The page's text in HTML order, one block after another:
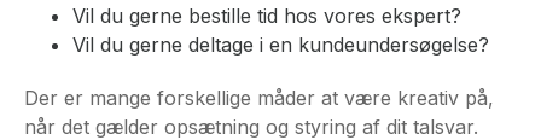
Vil du gerne bestille tid hos vores ekspert?
Vil du gerne deltage i en kundeundersøgelse?
Der er mange forskellige måder at være kreativ på,
når det gælder opsætning og styring af dit talsvar.